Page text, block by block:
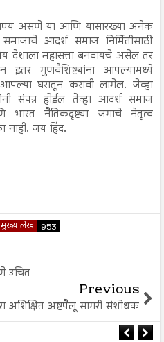
असणे या आणि यासारख्या अनेक
आदर्श समाज निर्मितीसाठी
देशाला महासत्ता बनवायचे असेल तर
गुणवैशिष्ट्यांना आपल्यामध्ये
घरातून करावी लागेल. जेव्हा
संपन्न होईल तेव्हा आदर्श समाज
नैतिकदृष्ट्या जगाचे नेतृत्व
जय हिंद.
मुख्य लेख 953
उचित
Previous
अशिक्षित अष्टपैलू सागरी संशोधक